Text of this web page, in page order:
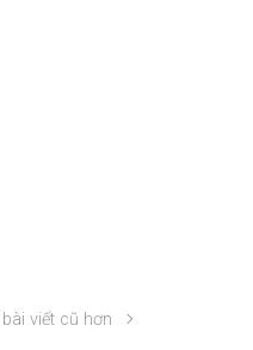
viết cũ hơn